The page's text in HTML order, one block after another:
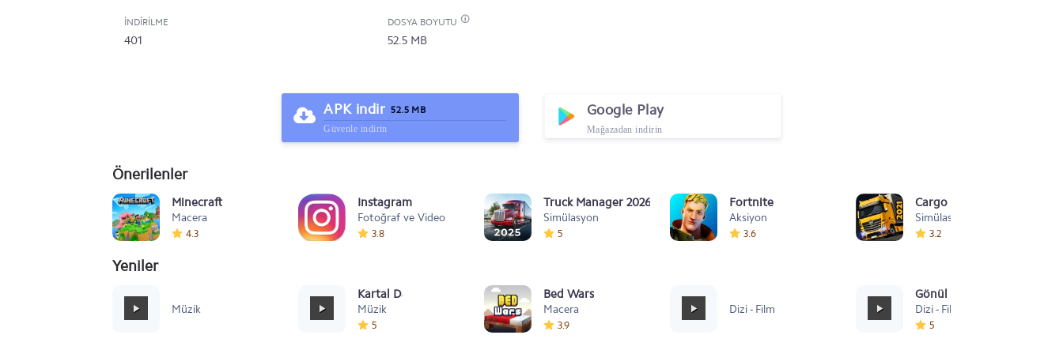
İNDIRILME
401
DOSYA BOYUTU
52.5 MB
APK indir 52.5 MB
Güvenle indirin
Google Play
Mağazadan indirin
Önerilenler
Minecraft
Macera
4.3
Instagram
Fotoğraf ve Video
3.8
Truck Manager 2026
Simülasyon
5
Fortnite
Aksiyon
3.6
Cargo Simulator 2021:
Simülasyon
3.2
Yeniler
Müzik
Kartal Dansı Müziği
Müzik
5
Bed Wars
Macera
3.9
Dizi - Film
Gönül Dağı Duygusal
Dizi - Film
5